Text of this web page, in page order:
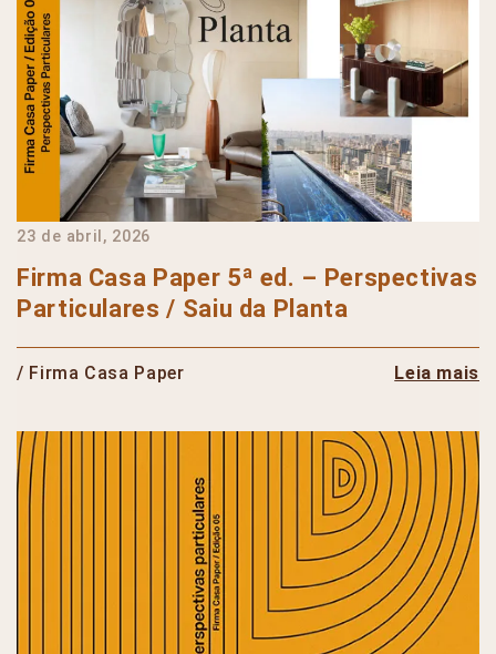
23 de abril, 2026
Firma Casa Paper 5ª ed. – Perspectivas
Particulares / Saiu da Planta
/ Firma Casa Paper Leia mais